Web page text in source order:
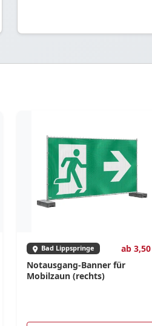
Bad Lippspringe
ab
Notausgang-Banner für
Mobilzaun (rechts)